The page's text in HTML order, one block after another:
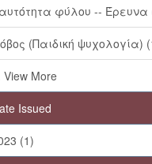
φύλου -- Έρευνα
(Παιδική ψυχολογία)
View More
Issued
(1)